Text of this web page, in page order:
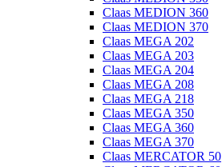
Claas MEDION 360
Claas MEDION 370
Claas MEGA 202
Claas MEGA 203
Claas MEGA 204
Claas MEGA 208
Claas MEGA 218
Claas MEGA 350
Claas MEGA 360
Claas MEGA 370
Claas MERCATOR 50